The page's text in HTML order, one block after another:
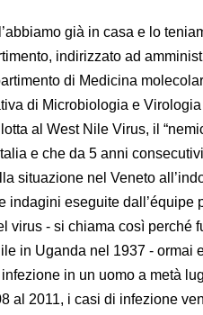
già in casa e lo
indirizzato ad
di Medicina
di Microbiologia e
al West Nile Virus, il
e che da 5 anni
situazione nel Veneto
indagini eseguite
virus - si chiama così
in Uganda nel 1937 - ormai
in un uomo a metà
al 2011, i casi di infezione